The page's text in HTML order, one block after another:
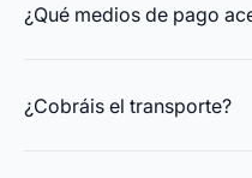
¿Qué medios de pago
¿Cobráis el transporte?